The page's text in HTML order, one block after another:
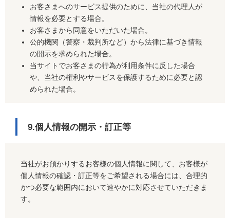
お客さまへのサービス提供のために、当社の代理人が
情報を必要とする場合。
お客さまから同意をいただいた場合。
公的機関（警察・裁判所など）から法律に基づき情報
の開示を求められた場合。
当サイトでお客さまの行為が利用条件に反した場合
や、当社の権利やサービスを保護するために必要と認
められた場合。
9.個人情報の開示・訂正等
当社がお預かりするお客様の個人情報に関して、お客様が
個人情報の確認・訂正等をご希望される場合には、合理的
かつ必要な範囲内において速やかに対応させていただきま
す。